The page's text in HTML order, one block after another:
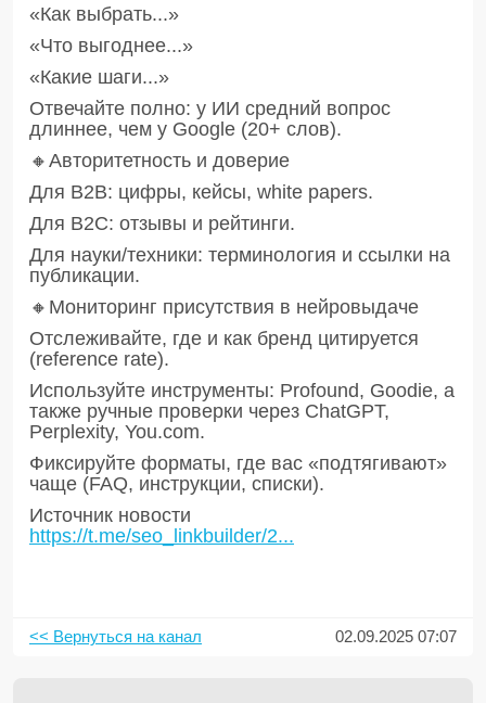
«Как выбрать...»
«Что выгоднее...»
«Какие шаги...»
Отвечайте полно: у ИИ средний вопрос
длиннее, чем у Google (20+ слов).
🔸Авторитетность и доверие
Для В2В: цифры, кейсы, white papers.
Для В2С: отзывы и рейтинги.
Для науки/техники: терминология и ссылки на
публикации.
🔸Мониторинг присутствия в нейровыдаче
Отслеживайте, где и как бренд цитируется
(reference rate).
Используйте инструменты: Profound, Goodie, a
также ручные проверки через ChatGPT,
Perplexity, You.com.
Фиксируйте форматы, где вас «подтягивают»
чаще (FAQ, инструкции, списки).
Источник новости
https://t.me/seo_linkbuilder/2...
<< Вернуться на канал 02.09.2025 07:07